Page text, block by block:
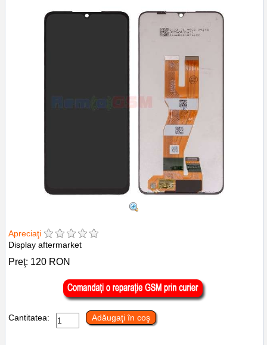
Apreciaţi
Display aftermarket
Preţ: 120 RON
Cantitatea: Adăugaţi în coş